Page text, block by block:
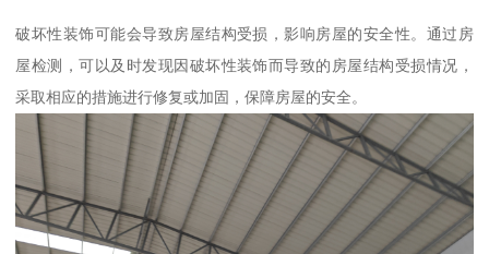
破坏性装饰可能会导致房屋结构受损，影响房屋的安全性。通过房
屋检测，可以及时发现因破坏性装饰而导致的房屋结构受损情况，
采取相应的措施进行修复或加固，保障房屋的安全。